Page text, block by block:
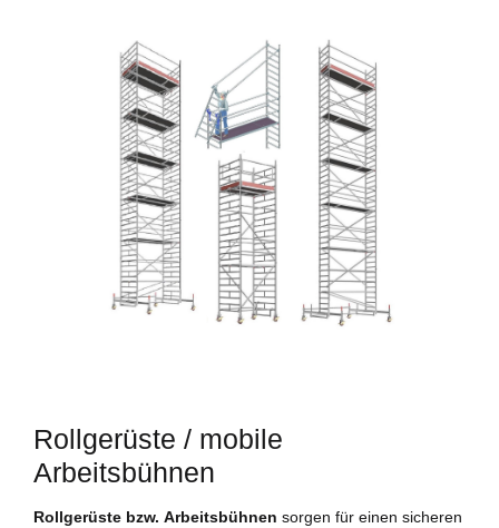
Rollgerüste / mobile
Arbeitsbühnen
Rollgerüste bzw. Arbeitsbühnen sorgen für einen sicheren
oder in größerer Höhe stattfinden, Aber auch wenn im Team